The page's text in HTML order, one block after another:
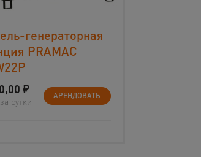
генераторная
PRAMAC
₽
сутки
АРЕНДОВАТЬ